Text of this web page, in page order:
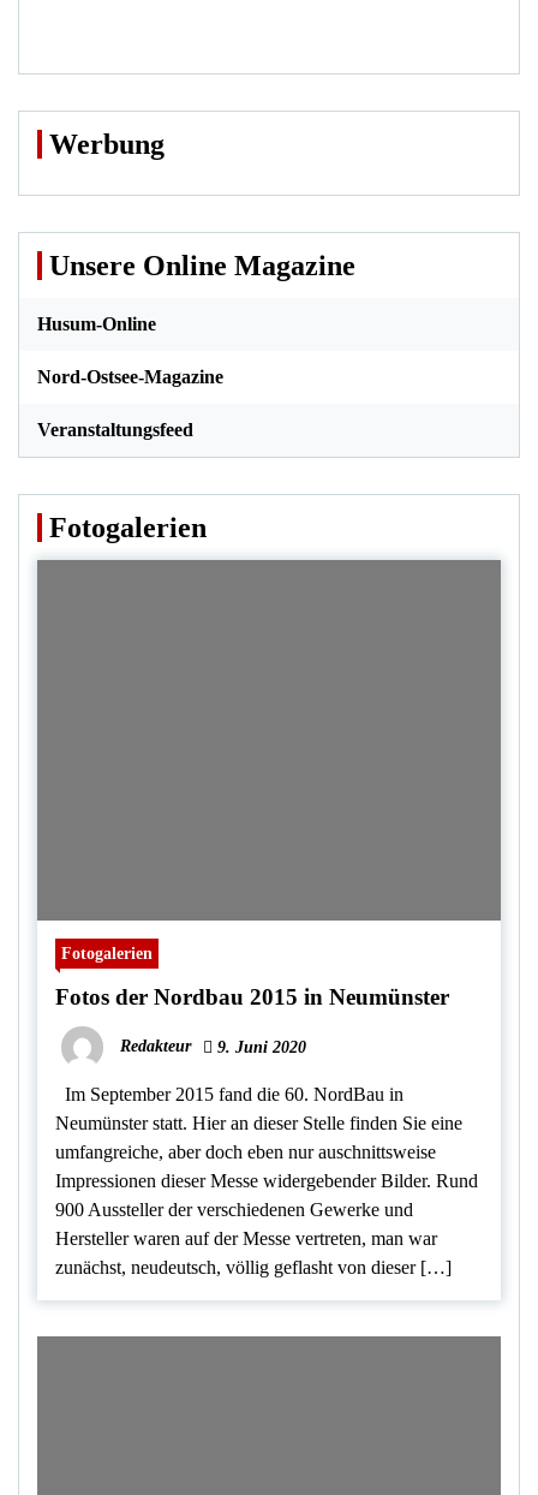
Werbung
Unsere Online Magazine
Husum-Online
Nord-Ostsee-Magazine
Veranstaltungsfeed
Fotogalerien
Fotogalerien
Fotos der Nordbau 2015 in Neumünster
Redakteur 9. Juni 2020
Im September 2015 fand die 60. NordBau in
Neumünster statt. Hier an dieser Stelle finden Sie eine
umfangreiche, aber doch eben nur auschnittsweise
Impressionen dieser Messe widergebender Bilder. Rund
900 Aussteller der verschiedenen Gewerke und
Hersteller waren auf der Messe vertreten, man war
zunächst, neudeutsch, völlig geflasht von dieser […]